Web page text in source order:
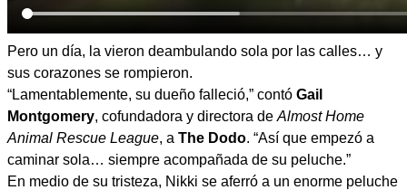
Pero un día, la vieron deambulando sola por las calles… y
sus corazones se rompieron.
“Lamentablemente, su dueño falleció,” contó Gail
Montgomery, cofundadora y directora de Almost Home
Animal Rescue League, a The Dodo. “Así que empezó a
caminar sola… siempre acompañada de su peluche.”
En medio de su tristeza, Nikki se aferró a un enorme peluche